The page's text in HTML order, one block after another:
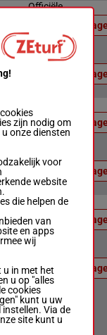
Officiële
Officiële
uitslag:
18:27uitslag:
4 - 6 - 2
18:50uitslag:
Officiële
uitslag:
4 - 1 - 5
Officiële
7 - 5 - 6
zijn nodig om
onze diensten
voor
website
die helpen de
van
en apps
wij
u in met het
u op "alles
cookies
kunt u uw
Via de
site kunt u